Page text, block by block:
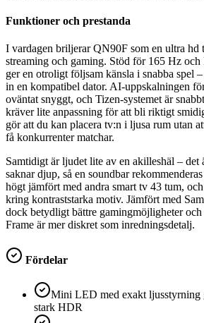
Funktioner och prestanda
I vardagen briljerar QN90F som en ultra hd
streaming och gaming. Stöd för 165 Hz och
ger en otroligt följsam känsla i snabba spel
in en kompatibel dator. AI-uppskalningen
oväntat snyggt, och Tizen-systemet är
kräver lite anpassning för att bli riktigt
gör att du kan placera tv:n i ljusa rum utan
få konkurrenter matchar.
Samtidigt är ljudet lite av en akilleshäl –
saknar djup, så en soundbar
högt jämfört med andra smart tv 43 tum,
kring kontraststarka motiv. Jämfört med
dock betydligt bättre gamingmöjligheter
Frame är mer diskret som inredningsdetalj.
Fördelar
Mini LED med exakt ljusstyrning
stark HDR